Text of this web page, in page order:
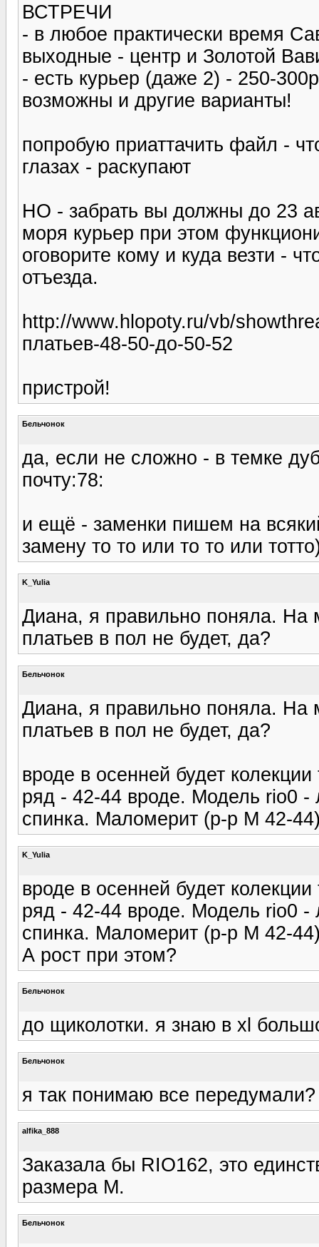
ВСТРЕЧИ
- в любое практически время
выходные - центр и Золотой
- есть курьер (даже 2) - 250-
возможны и другие варианты!
попробую приаттачить файл -
глазах - раскупают
НО - забрать вы должны до 23
моря курьер при этом
оговорите кому и куда везти -
отъезда.
http://www.hlopoty.ru/vb/
платьев-48-50-до-50-52
пристрой!
Бельчонок
да, если не сложно - в темке
почту:78:
и ещё - заменки пишем на
замену то то или то то или
K_Yulia
Диана, я правильно поняла. На
платьев в пол не будет, да?
Бельчонок
Диана, я правильно поняла. На
платьев в пол не будет, да?
вроде в осенней будет
ряд - 42-44 вроде. Модель rio0 -
спинка. Маломерит (р-р М 42-
K_Yulia
вроде в осенней будет
ряд - 42-44 вроде. Модель rio0 -
спинка. Маломерит (р-р М 42-
А рост при этом?
Бельчонок
до щиколотки. я знаю в xl
Бельчонок
я так понимаю все передумали?
alfika_888
Заказала бы RIO162, это
размера М.
Бельчонок